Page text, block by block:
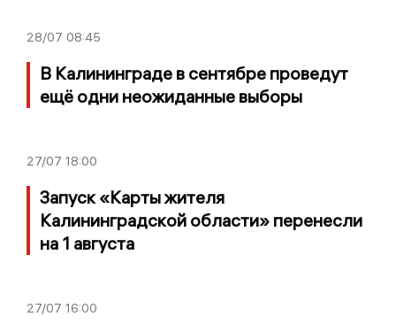
28/07 08:45
В Калининграде в сентябре проведут
ещё одни неожиданные выборы
27/07 18:00
Запуск «Карты жителя
Калининградской области» перенесли
на 1 августа
27/07 16:00